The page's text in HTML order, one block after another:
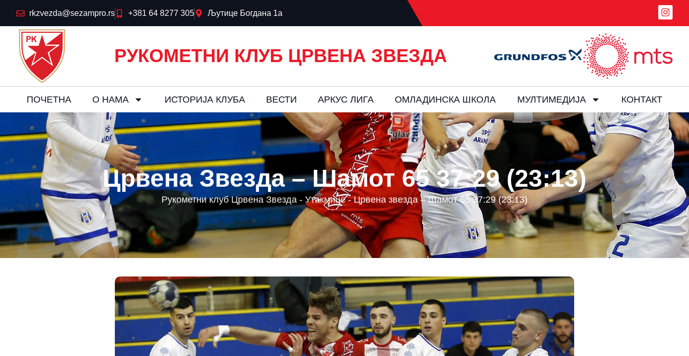
rkzvezda@sezampro.rs +381 64 8277 305 Љутице Богдана 1а
РУКОМЕТНИ КЛУБ ЦРВЕНА ЗВЕЗДА
ПОЧЕТНА О НАМА ИСТОРИЈА КЛУБА ВЕСТИ AРКУС ЛИГА ОМЛАДИНСКА ШКОЛА МУЛТИМЕДИЈА КОНТАКТ
Црвена Звезда – Шамот 65 37:29 (23:13)
Рукометни клуб Црвена Звезда - Утакмице-Црвена звезда – Шамот 65 37:29 (23:13)